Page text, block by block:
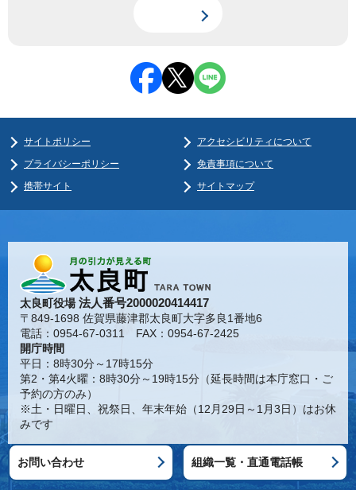
サイトポリシー
アクセシビリティについて
プライバシーポリシー
免責事項について
携帯サイト
サイトマップ
太良町役場法人番号2000020414417
〒849-1698 佐賀県藤津郡太良町大字多良1番地6
電話：0954-67-0311 FAX：0954-67-2425
開庁時間
平日：8時30分～17時15分
第2・第4火曜：8時30分～19時15分（延長時間は本庁窓口・ご
予約の方のみ）
※土・日曜日、祝祭日、年末年始（12月29日～1月3日）はお休
みです
お問い合わせ 組織一覧・直通電話帳